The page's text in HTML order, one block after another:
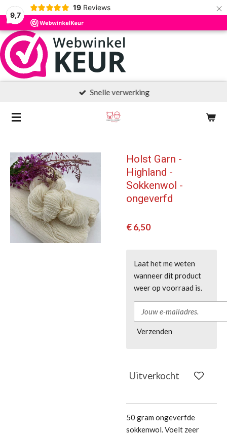
9,7
19 Reviews ×
Snelle verwerking
Holst Garn -
Highland -
Sokkenwol -
ongeverfd
€ 6,50
Laat het me weten
wanneer dit product
weer op voorraad is.
Verzenden
Uitverkocht
50 gram ongeverfde
sokkenwol. Voelt zeer